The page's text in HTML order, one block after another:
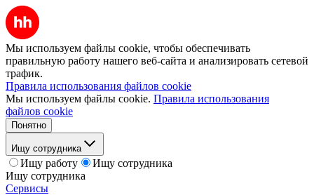
Мы используем файлы cookie, чтобы обеспечивать
правильную работу нашего веб-сайта и анализировать сетевой
трафик.
Правила использования файлов cookie
Мы используем файлы cookie. Правила использования
файлов cookie
Понятно
Ищу сотрудника
Ищу работу
Ищу сотрудника
Ищу сотрудника
Сервисы